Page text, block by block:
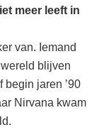
meer leeft in
van. Iemand
blijven
begin jaren ’90
Nirvana kwam